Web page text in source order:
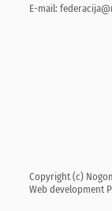
E-mail:
Copyright (c)
Web development